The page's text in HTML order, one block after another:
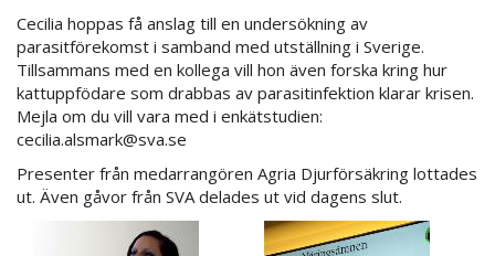
Cecilia hoppas få anslag till en undersökning av
parasitförekomst i samband med utställning i Sverige.
Tillsammans med en kollega vill hon även forska kring hur
kattuppfödare som drabbas av parasitinfektion klarar krisen.
Mejla om du vill vara med i enkätstudien:
cecilia.alsmark@sva.se
Presenter från medarrangören Agria Djurförsäkring lottades
ut. Även gåvor från SVA delades ut vid dagens slut.